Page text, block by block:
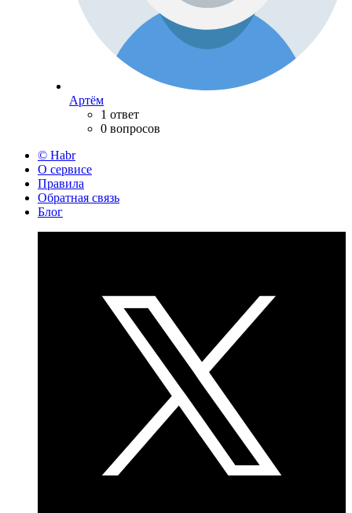
Артём
1 ответ
0 вопросов
© Habr
О сервисе
Правила
Обратная связь
Блог